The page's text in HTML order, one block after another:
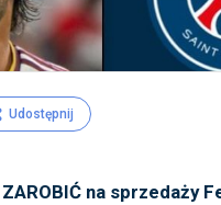
Udostępnij
na sprzedaży